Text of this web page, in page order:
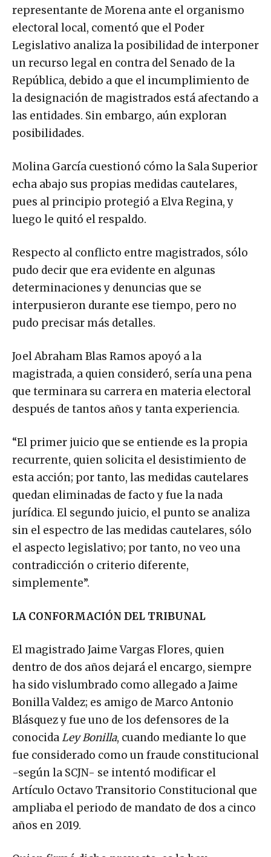
representante de Morena ante el organismo
electoral local, comentó que el Poder
Legislativo analiza la posibilidad de interponer
un recurso legal en contra del Senado de la
República, debido a que el incumplimiento de
la designación de magistrados está afectando a
las entidades. Sin embargo, aún exploran
posibilidades.
Molina García cuestionó cómo la Sala Superior
echa abajo sus propias medidas cautelares,
pues al principio protegió a Elva Regina, y
luego le quitó el respaldo.
Respecto al conflicto entre magistrados, sólo
pudo decir que era evidente en algunas
determinaciones y denuncias que se
interpusieron durante ese tiempo, pero no
pudo precisar más detalles.
Joel Abraham Blas Ramos apoyó a la
magistrada, a quien consideró, sería una pena
que terminara su carrera en materia electoral
después de tantos años y tanta experiencia.
“El primer juicio que se entiende es la propia
recurrente, quien solicita el desistimiento de
esta acción; por tanto, las medidas cautelares
quedan eliminadas de facto y fue la nada
jurídica. El segundo juicio, el punto se analiza
sin el espectro de las medidas cautelares, sólo
el aspecto legislativo; por tanto, no veo una
contradicción o criterio diferente,
simplemente”.
LA CONFORMACIÓN DEL TRIBUNAL
El magistrado Jaime Vargas Flores, quien
dentro de dos años dejará el encargo, siempre
ha sido vislumbrado como allegado a Jaime
Bonilla Valdez; es amigo de Marco Antonio
Blásquez y fue uno de los defensores de la
conocidaLey Bonilla, cuando mediante lo que
fue considerado como un fraude constitucional
-según la SCJN- se intentó modificar el
Artículo Octavo Transitorio Constitucional que
ampliaba el periodo de mandato de dos a cinco
años en 2019.